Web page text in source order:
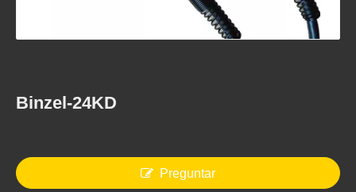
Binzel-24KD
Preguntar